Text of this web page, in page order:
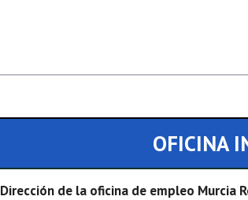
OFICINA
Dirección de la oficina de empleo Murcia